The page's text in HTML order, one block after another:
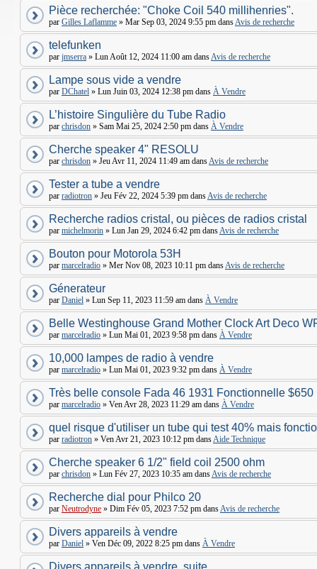
Pièce recherchée: "Choke Coil 540 millihenries".
par Gilles Laflamme » Mar Sep 03, 2024 9:55 pm dansAvis de recherche
telefunken
par jmserra » Lun Août 12, 2024 11:00 am dansAvis de recherche
Lampe sous vide a vendre
par DChatel » Lun Juin 03, 2024 12:38 pm dans À Vendre
L’histoire Singulière du Tube Radio
par chrisdon » Sam Mai 25, 2024 2:50 pm dans À Vendre
Cherche speaker 4" RESOLU
par chrisdon » Jeu Avr 11, 2024 11:49 am dansAvis de recherche
Tester a tube a vendre
par radiotron » Jeu Fév 22, 2024 5:39 pm dansAvis de recherche
Recherche radios cristal, ou pièces de radios cristal
par michelmorin » Lun Jan 29, 2024 6:42 pm dansAvis de recherche
Bouton pour Motorola 53H
par marcelradio » Mer Nov 08, 2023 10:11 pm dansAvis de recherche
Génerateur
par Daniel » Lun Sep 11, 2023 11:59 am dans À Vendre
Belle Westinghouse Grand Mother Clock Art Deco
par marcelradio » Lun Mai 01, 2023 9:58 pm dans À Vendre
10,000 lampes de radio à vendre
par marcelradio » Lun Mai 01, 2023 9:32 pm dans À Vendre
Très belle console Fada 46 1931 Fonctionnelle $650
par marcelradio » Ven Avr 28, 2023 11:29 am dans À Vendre
quel risque d'utiliser un tube qui test 40% mais
par radiotron » Ven Avr 21, 2023 10:12 pm dansAide Technique
Cherche speaker 6 1/2" field coil 2500 ohm
par chrisdon » Lun Fév 27, 2023 10:35 am dansAvis de recherche
Recherche dial pour Philco 20
par Neutrodyne » Dim Fév 05, 2023 7:52 pm dansAvis de recherche
Divers appareils à vendre
par Daniel » Ven Déc 09, 2022 8:25 pm dans À Vendre
Divers appareils à vendre, suite